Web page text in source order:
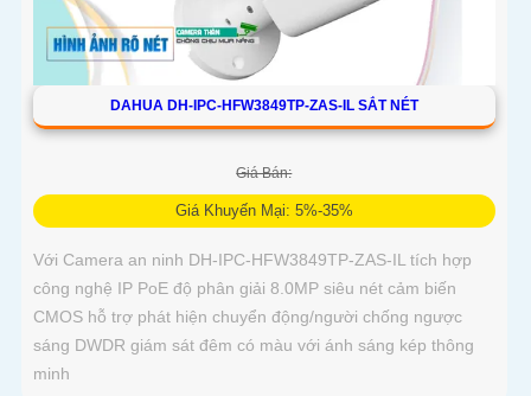
DAHUA DH-IPC-HFW3849TP-ZAS-IL SẮT NÉT
Giá Bán:
Giá Khuyến Mại: 5%-35%
Với Camera an ninh DH-IPC-HFW3849TP-ZAS-IL tích hợp
công nghệ IP PoE độ phân giải 8.0MP siêu nét cảm biến
CMOS hỗ trợ phát hiện chuyển động/người chống ngược
sáng DWDR giám sát đêm có màu với ánh sáng kép thông
minh